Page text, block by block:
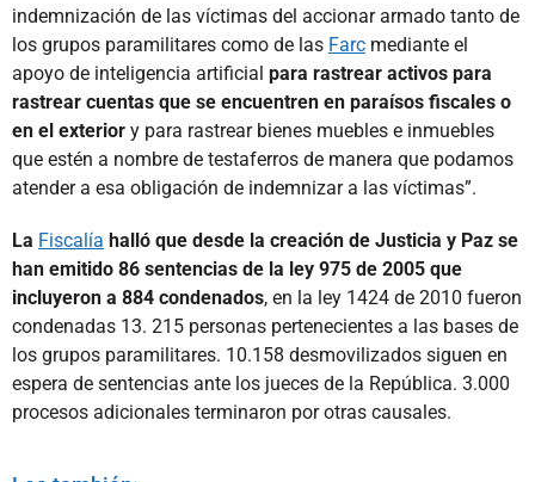
indemnización de las víctimas del accionar armado tanto de
los grupos paramilitares como de las Farc mediante el
apoyo de inteligencia artificial para rastrear activos para
rastrear cuentas que se encuentren en paraísos fiscales o
en el exterior y para rastrear bienes muebles e inmuebles
que estén a nombre de testaferros de manera que podamos
atender a esa obligación de indemnizar a las víctimas”.
La Fiscalía halló que desde la creación de Justicia y Paz se
han emitido 86 sentencias de la ley 975 de 2005 que
incluyeron a 884 condenados, en la ley 1424 de 2010 fueron
condenadas 13. 215 personas pertenecientes a las bases de
los grupos paramilitares. 10.158 desmovilizados siguen en
espera de sentencias ante los jueces de la República. 3.000
procesos adicionales terminaron por otras causales.